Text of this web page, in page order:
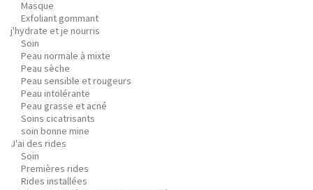
Masque
Exfoliant gommant
j'hydrate et je nourris
Soin
Peau normale à mixte
Peau sèche
Peau sensible et rougeurs
Peau intolérante
Peau grasse et acné
Soins cicatrisants
soin bonne mine
J'ai des rides
Soin
Premières rides
Rides installées